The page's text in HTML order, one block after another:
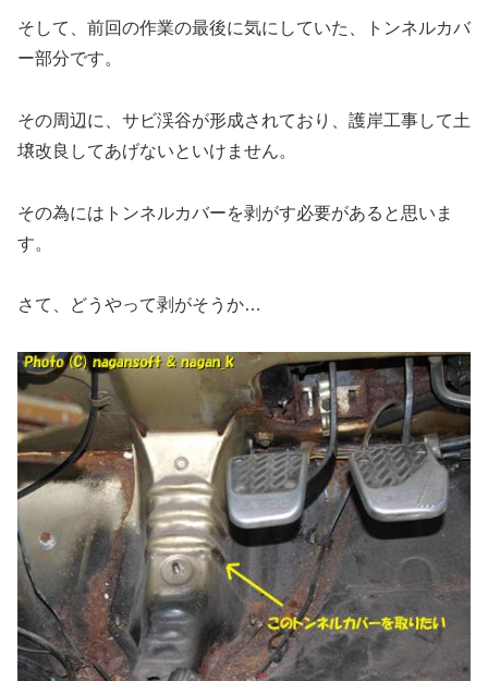
そして、前回の作業の最後に気にしていた、トンネルカバ
ー部分です。
その周辺に、サビ渓谷が形成されており、護岸工事して土
壌改良してあげないといけません。
その為にはトンネルカバーを剥がす必要があると思いま
す。
さて、どうやって剥がそうか…